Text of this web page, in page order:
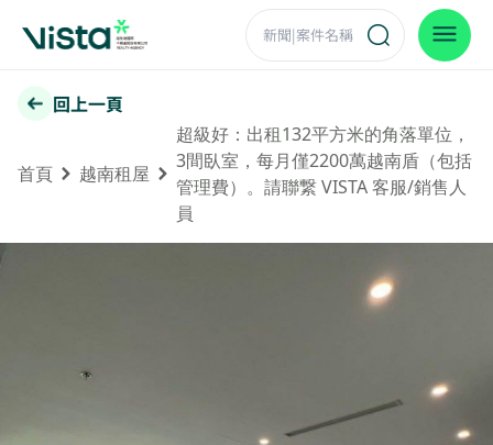
回上一頁
首頁 越南租屋
超級好：出租132平方米的角落單位，
3間臥室，每月僅2200萬越南盾（包括
管理費）。請聯繋 VISTA 客服/銷售人
員